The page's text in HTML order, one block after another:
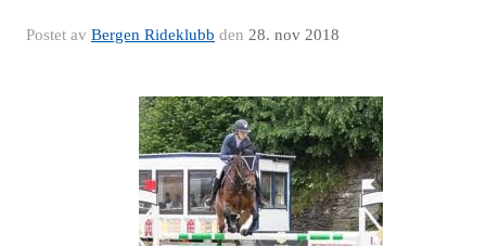
Postet av Bergen Rideklubb den 28. nov 2018